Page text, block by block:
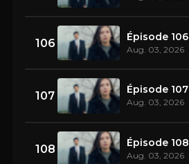
106 Épisode 106
Aug. 03, 2026
107 Épisode 107
Aug. 03, 2026
108 Épisode 108
Aug. 03, 2026